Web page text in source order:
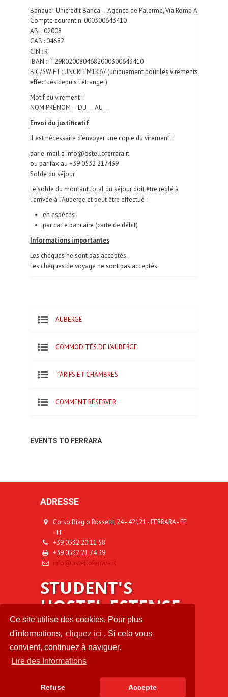
Ce site utilise des cookies. Pour plus
d'informations, cliquez ici . Si cela vous
convient, continuez à naviguer.
Lire des Informations
Refuse Accepte
Banque : Unicredit Banca – Agence de Palerme, Via Roma A
Compte courant n. 000300643410
ABI : 02008
CAB : 04682
CIN : R
IBAN : IT29R0200804682000300643410
BIC/SWIFT : UNCRITM1K67 (uniquement pour les virements
effectués depuis l’étranger)
Motif du virement :
NOM PRÉNOM – DU … AU …
Envoi du justificatif
Il est nécessaire d’envoyer une copie du virement :
par e-mail à info@ostelloferrara.it
ou par fax au +39 0532 217439
Solde du séjour
Le solde du montant total du séjour doit être réglé à
l’arrivée à l’Auberge et peut être effectué :
en espèces
par carte bancaire (carte de débit)
Informations importantes
Les chèques ne sont pas acceptés.
Les chèques de voyage ne sont pas acceptés.
AUBERGE
COMMODITÉS DE L'AUBERGE
TARIFS ET CHAMBRES
COMMENT RÉSERVER
EVENTS TO FERRARA
ADRESSE
Corso Biagio Rossetti, 24 - 42121 - FERRARA - FE
- IT
+39 0532 20 11 58
+39 0532 21 74 39
info@ostelloferrara.it
STUDENT'S
HOSTEL ESTENSE
À PROPOS DE NOUS
La Société Coopérative Ballarò, gérante de
de Parme
auberge Reggio Emilia
auberge
maison d'hôtes